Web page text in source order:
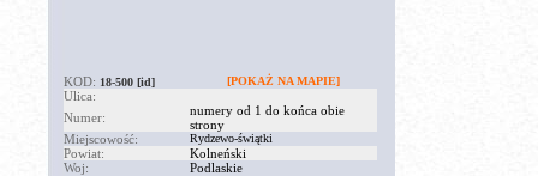
KOD: 18-500 [id] [POKAŻ NA MAPIE]
Ulica:
Numer:
numery od 1 do końca obie
strony
Miejscowość:
Rydzewo-świątki
Powiat:
Kolneński
Woj:
Podlaskie